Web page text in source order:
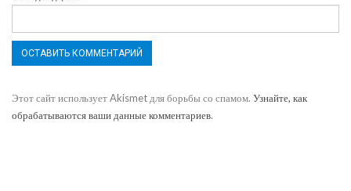
Этот сайт использует Akismet для борьбы со спамом. Узнайте, как
обрабатываются ваши данные комментариев.